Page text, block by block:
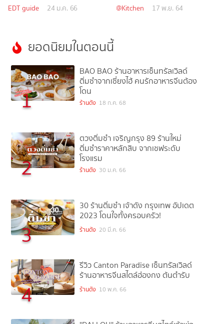
EDT guide 24 ม.ค. 66 @Kitchen 17 พ.ย. 64
ยอดนิยมในตอนนี้
1
BAO BAO ร้านอาหารเซ็นทรัลเวิลด์
ติ่มซำจากเซี่ยงไฮ้ คนรักอาหารจีนต้อง
โดน
ร้านดัง 18 ก.ค. 68
2
ตวงติ่มซำ เจริญกรุง 89 ร้านใหม่
ติ่มซำราคาหลักสิบ จากเชฟระดับ
โรงแรม
ร้านดัง 30 ม.ค. 66
3
30 ร้านติ่มซำ เจ้าดัง กรุงเทพ อัปเดต
2023 โดนใจทั้งครอบครัว!
ร้านดัง 20 มี.ค. 66
4
รีวิว Canton Paradise เซ็นทรัลเวิลด์
ร้านอาหารจีนสไตล์ฮ่องกง ต้นตำรับ
ร้านดัง 10 พ.ค. 66